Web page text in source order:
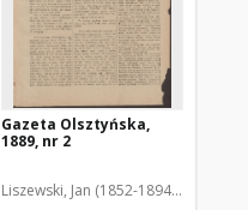
Gazeta Olsztyńska,
1889, nr 2
Liszewski, Jan (1852-1894). Red.